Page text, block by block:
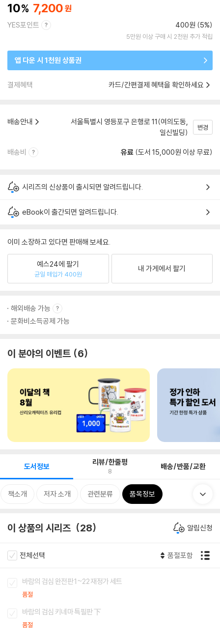
10 7,200
YES포인트 400원 (5%)
5만원 이상 구매 시 2천원 추가 적립
앱 다운 시 1천원 상품권
결제혜택 카드/간편결제 혜택을 확인하세요
배송안내
서울특별시 영등포구 은행로 11(여의도동,
일신빌딩)
변경
배송비 유료 (도서 15,000원 이상 무료)
시리즈의 신상품이 출시되면 알려드립니다.
eBook이 출간되면 알려드립니다.
이미 소장하고 있다면 판매해 보세요.
예스24에 팔기
균일 매입가 400원
내 가게에서 팔기
해외배송 가능
문화비소득공제 가능
이 분야의 이벤트 6
도서정보 리뷰/한줄평
8 배송/반품/교환
책소개 저자 소개 관련분류 품목정보
이 상품의 시리즈 28 알림신청
전체선택 품절포함
바람의 검심 완전판 1~22 재정가 세트
품절
바람의 검심 키네마 특필판 下
품절